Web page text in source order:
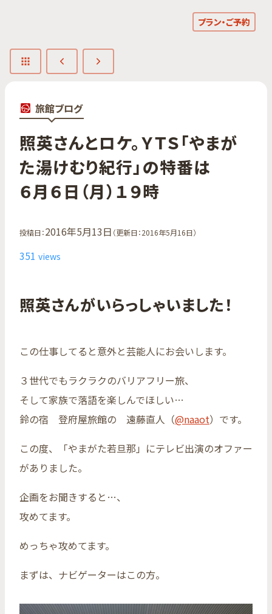
プラン・ご予約
旅館ブログ
照英さんと​ロケ。​ＹＴＳ​「やまが​
た​湯けむり紀行」の​特番は​
６月６日​（月）​１９時
投稿日：2016年5月13日 （更新日：2016年5月16日）
351 views
照英さんがいらっしゃいました！
この仕事してると意外と芸能人にお会いします。
３世代でもラクラクのバリアフリー旅、
そして家族で落語を楽しんでほしい…
鈴の宿 登府屋旅館の 遠藤直人（@naaot）です。
この度、「やまがた若旦那」にテレビ出演のオファー
がありました。
企画をお聞きすると…、
攻めてます。
めっちゃ攻めてます。
まずは、ナビゲーターはこの方。